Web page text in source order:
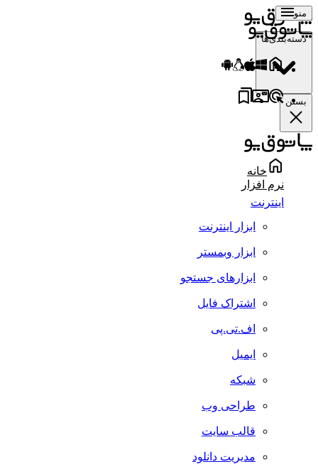
منو
دسته‌بندی‌ها
بستن
خانه
نرم افزار
اینترنت
ابزار اینترنت
ابزار وبمستر
ابزارهای جستجو
اشتراک فایل
اف.تی.پی
ایمیل
شبکه
طراحی وب
قالب سایت
مدیریت دانلود